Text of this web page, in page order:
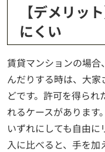
【デメリッ
にくい
賃貸マンションの場
んだりする時は、大
どです。許可を得ら
れるケースがあります。
いずれにしても自由
入に比べると、手を